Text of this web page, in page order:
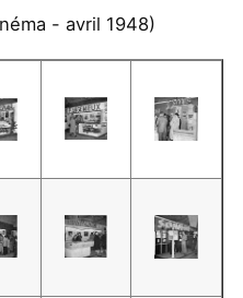
- avril 1948)